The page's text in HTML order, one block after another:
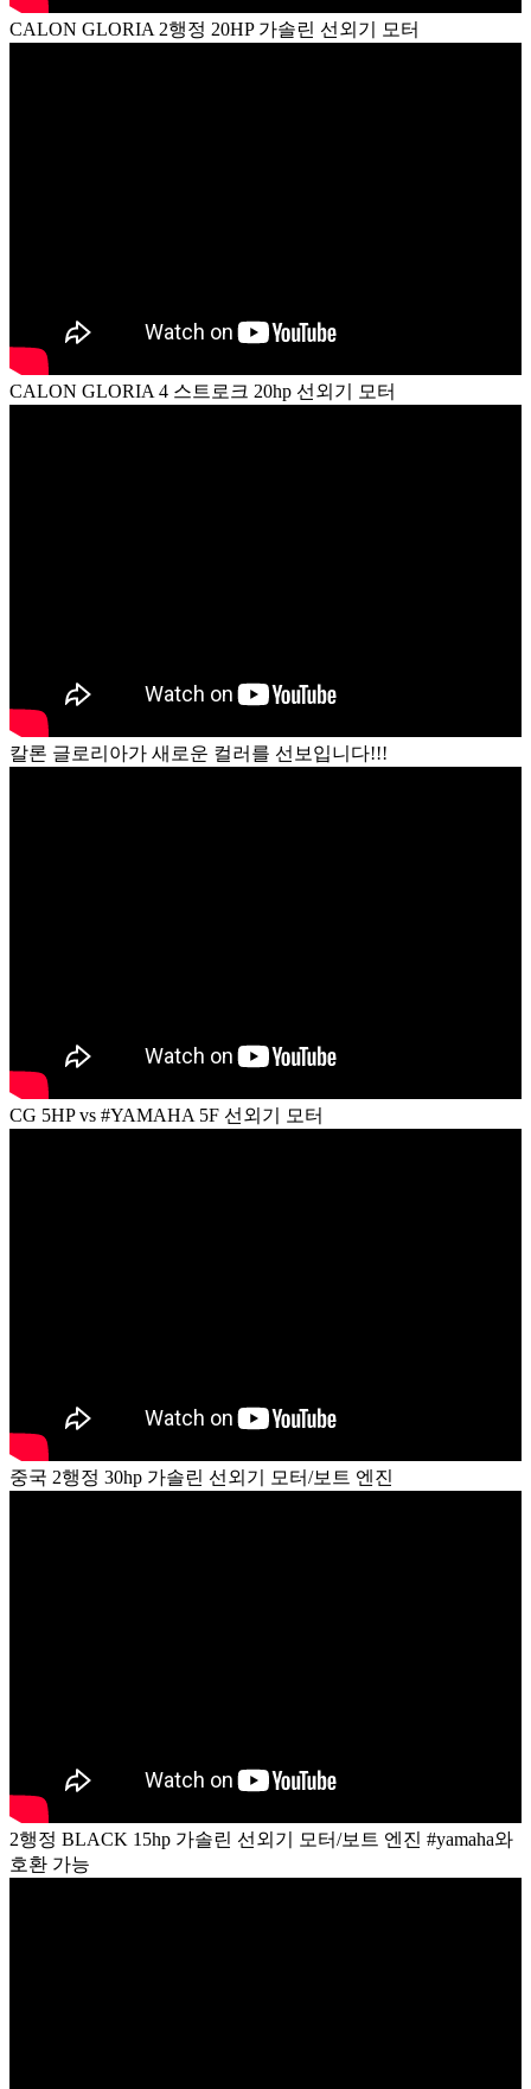
CALON GLORIA 2행정 20HP 가솔린 선외기 모터
CALON GLORIA 4 스트로크 20hp 선외기 모터
칼론 글로리아가 새로운 컬러를 선보입니다!!!
CG 5HP vs #YAMAHA 5F 선외기 모터
중국 2행정 30hp 가솔린 선외기 모터/보트 엔진
2행정 BLACK 15hp 가솔린 선외기 모터/보트 엔진 #yamaha와
호환 가능